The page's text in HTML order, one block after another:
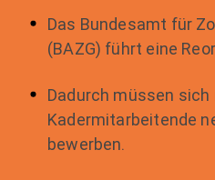
Das Bundesamt für
(BAZG) führt eine
Dadurch müssen sich
Kadermitarbeitende
bewerben.